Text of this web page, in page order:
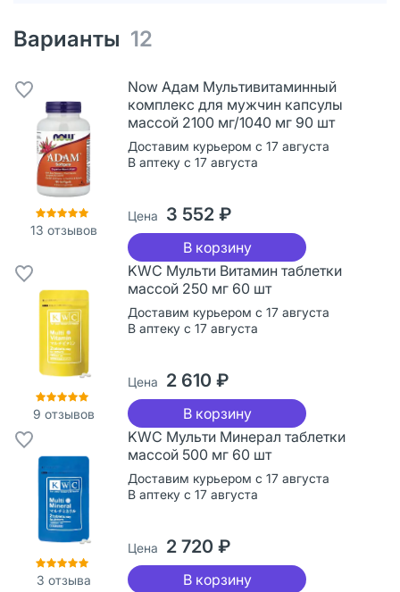
Варианты 12
13 отзывов
Now Адам Мультивитаминный
комплекс для мужчин капсулы
массой 2100 мг/1040 мг 90 шт
Доставим курьером с 17 августа
В аптеку с 17 августа
Цена 3 552 ₽
В корзину
9 отзывов
KWC Мульти Витамин таблетки
массой 250 мг 60 шт
Доставим курьером с 17 августа
В аптеку с 17 августа
Цена 2 610 ₽
В корзину
3 отзыва
KWC Мульти Минерал таблетки
массой 500 мг 60 шт
Доставим курьером с 17 августа
В аптеку с 17 августа
Цена 2 720 ₽
В корзину